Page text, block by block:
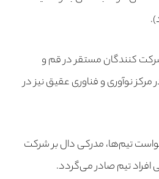
کنندگان مستقر در قم و
مرکز نوآوری و فناوری عقیق نیز در
تیم‌ها، مدرکی دال بر شرکت
افراد تیم صادر می‌گردد.